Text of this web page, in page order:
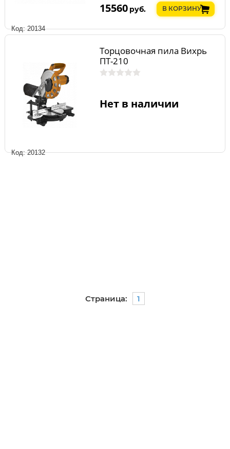
Код: 20134
15560 руб. В КОРЗИНУ
Код: 20132
Торцовочная пила Вихрь
ПТ-210
Нет в наличии
Страница: 1